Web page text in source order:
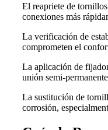
El reapriete de
conexiones más
La verificación de
comprometen el
La aplicación de
unión semi-
La sustitución de
corrosión,